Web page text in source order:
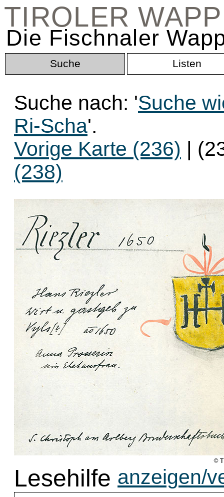
TIROLER
Die Fischnaler
Suche Listen
Suche nach: 'Suche
Ri-Scha'.
Vorige Karte (236) |
(238)
Lesehilfe anzeigen/